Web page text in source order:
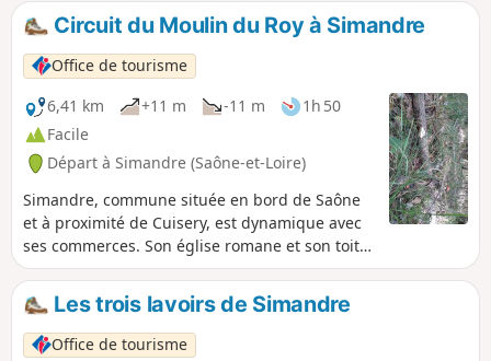
Circuit du Moulin du Roy à Simandre
Office de tourisme
6,41 km
+11 m -11 m
1h 50
Facile
Départ à Simandre (Saône-et-Loire)
Simandre, commune située en bord de Saône
et à proximité de Cuisery, est dynamique avec
ses commerces. Son église romane et son toit
recouvert de pierres de lave sont inscrits à
l’inventaire des Bâtiments de France. Vous
pourrez observer la faune et la flore grâce aux
différentes mares qui sont sur le parcours.
Les trois lavoirs de Simandre
Office de tourisme